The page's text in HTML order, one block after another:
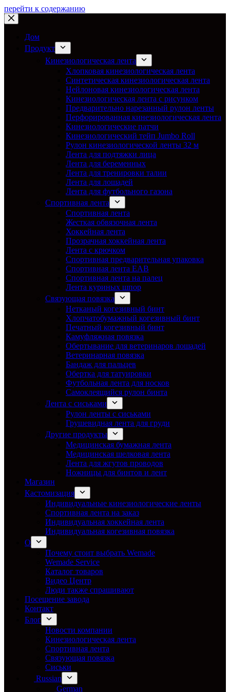
перейти к содержанию
Дом
Продукт
Кинезиологическая лента
Хлопковая кинезиологическая лента
Синтетическая кинезиологическая лента
Нейлоновая кинезиологическая лента
Кинезиологическая лента с рисунком
Предварительно нарезанный рулон ленты
Перфорированная кинезиологическая лента
Кинезиологические патчи
Кинезиологический тейп Jumbo Roll
Рулон кинезиологической ленты 32 м
Лента для подтяжки лица
Лента для беременных
Лента для тренировки талии
Лента для лошадей
Лента для футбольного газона
Спортивная лента
Спортивная лента
Жесткая обвязочная лента
Хоккейная лента
Прозрачная хоккейная лента
Лента с крючком
Спортивная предварительная упаковка
Спортивная лента EAB
Спортивная лента на палец
Лента куриных шпор
Связующая повязка
Нетканый когезивный бинт
Хлопчатобумажный когезивный бинт
Печатный когезивный бинт
Камуфляжная повязка
Обертывание для ветеринаров лошадей
Ветеринарная повязка
Бандаж для пальцев
Обертка для татуировки
Футбольная лента для носков
Самоклеящийся рулон бинта
Лента с сиськами
Рулон ленты с сиськами
Грушевидная лента для груди
Другие продукты
Медицинская бумажная лента
Медицинская шелковая лента
Лента для жгутов проводов
Ножницы для бинтов и лент
Магазин
Кастомизация
Индивидуальные кинезиологические ленты
Спортивная лента на заказ
Индивидуальная хоккейная лента
Индивидуальная когезивная повязка
О
Почему стоит выбрать Wemade
Wemade Service
Каталог товаров
Видео Центр
Люди также спрашивают
Посещение завода
Контакт
Блог
Новости компании
Кинезиологическая лента
Спортивная лента
Связующая повязка
Сиськи
Russian
German